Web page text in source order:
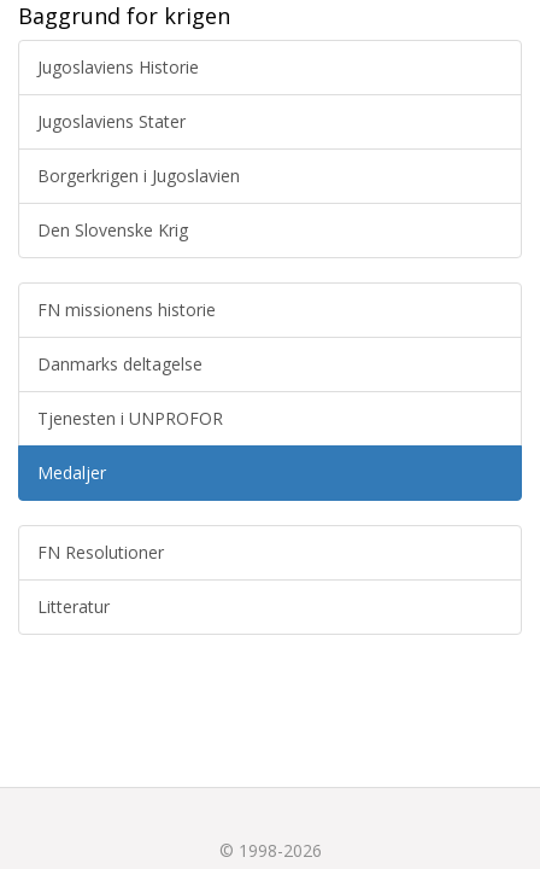
Baggrund for krigen
Jugoslaviens Historie
Jugoslaviens Stater
Borgerkrigen i Jugoslavien
Den Slovenske Krig
FN missionens historie
Danmarks deltagelse
Tjenesten i UNPROFOR
Medaljer
FN Resolutioner
Litteratur
© 1998-2026